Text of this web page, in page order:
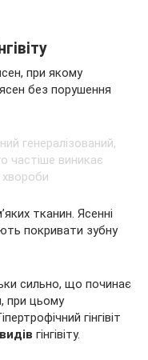
при якому
ясен без порушення
тканин. Ясенні
покривати зубну
сильно, що починає
при цьому
гінгівіт
гінгівіту.